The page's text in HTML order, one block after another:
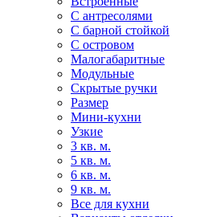
С антресолями
С барной стойкой
С островом
Малогабаритные
Модульные
Скрытые ручки
Размер
Мини-кухни
Узкие
3 кв. м.
5 кв. м.
6 кв. м.
9 кв. м.
Все для кухни